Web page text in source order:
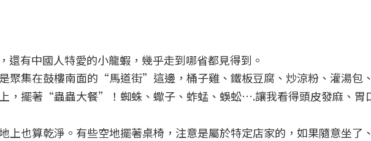
還有中國人特愛的小龍蝦，幾乎走到哪省都見得到。
聚集在鼓樓南面的“馬道街”這邊，桶子雞、鐵板豆腐、炒涼粉、灌湯包
，擺著“蟲蟲大餐”！蜘蛛、蠍子、蚱蜢、蜈蚣….讓我看得頭皮發麻、胃
上也算乾淨。有些空地擺著桌椅，注意是屬於特定店家的，如果隨意坐了